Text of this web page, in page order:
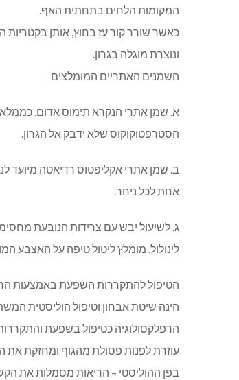
המקומות הלחים בתחתית האף.
כאשר שורר קור עז בחוץ, אותן בקטריות
ונוצרת מוגלה בגרון.
השמנים האתריים המומלצים
א. שמן אתרי הנקרא תימוס אדום,
הסטרפטוקוקוס שלא ידבק אל הגרון.
אחת לכל ניחר.
ג. לשיעול יבש עם צרידות הנובעת
לינולול, מומלץ ליטול טיפה על האצבע
הטיפול להתקררות השפעת באמצעות
הינה שיטת אבחון וטיפול הוליסטית
הרפלקסולוגיה כטיפול בשפעת
עוזרת לפנות פסולת מהגוף ומחזקת את
בפן ההוליסטי – הריאות מסמלות את